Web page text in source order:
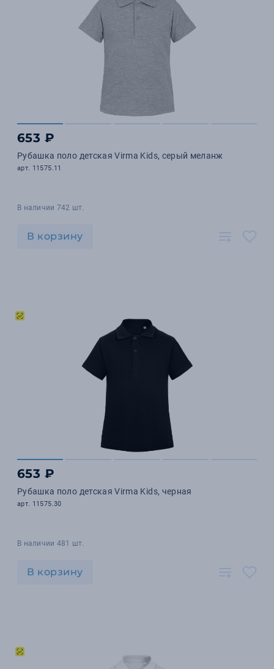
653 ₽
Рубашка поло детская Virma Kids, серый меланж
арт. 11575.11
В наличии 742 шт.
В корзину
653 ₽
Рубашка поло детская Virma Kids, черная
арт. 11575.30
В наличии 481 шт.
В корзину